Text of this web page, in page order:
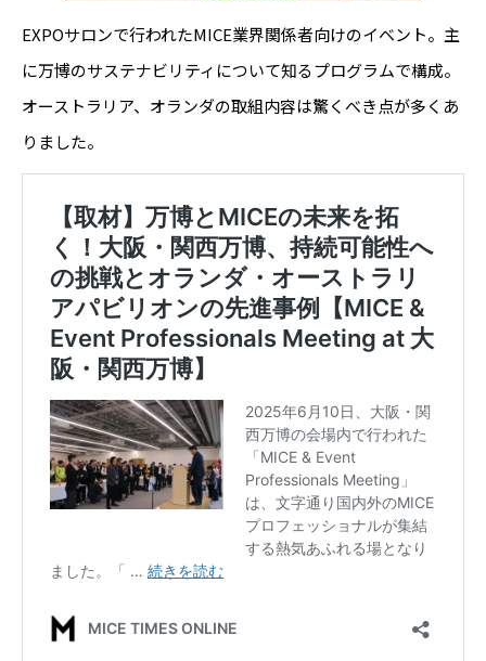
EXPOサロンで行われたMICE業界関係者向けのイベント。主
に万博のサステナビリティについて知るプログラムで構成。
オーストラリア、オランダの取組内容は驚くべき点が多くあ
りました。